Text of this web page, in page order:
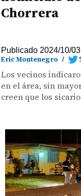
Chorrera
Publicado 2024/10/
Eric Montenegro /
Los vecinos
en el área, sin
creen que los